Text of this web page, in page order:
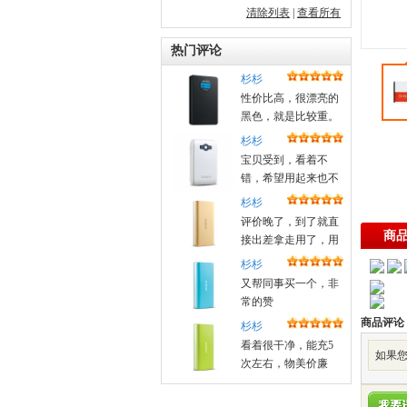
商
商品评论
如果
清除列表 查看所有
热门评论
杉杉
性价比高，很漂亮的
黑色，就是比较重。
杉杉
宝贝受到，看着不
错，希望用起来也不
错！昨天晚上定的，
今天中午就送来了
杉杉
评价晚了，到了就直
接出差拿走用了，用
着很好，好评
杉杉
又帮同事买一个，非
常的赞
杉杉
看着很干净，能充5
次左右，物美价廉